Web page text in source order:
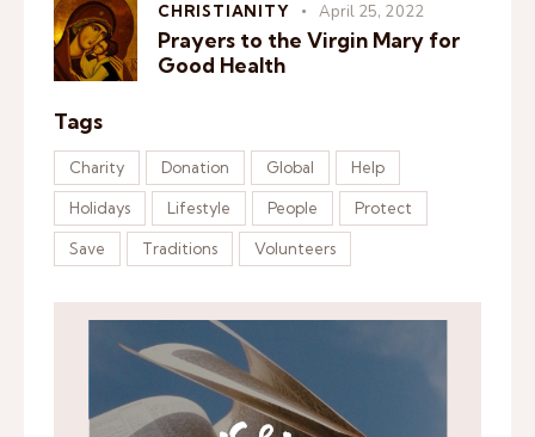
CHRISTIANITY April 25, 2022
Prayers to the Virgin Mary for
Good Health
Tags
Charity Donation Global Help
Holidays Lifestyle People Protect
Save Traditions Volunteers